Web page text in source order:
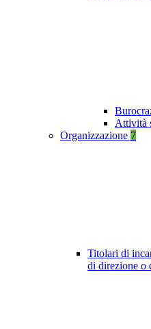
Attività
Organizzazione 7
Titolari di
di direzione o